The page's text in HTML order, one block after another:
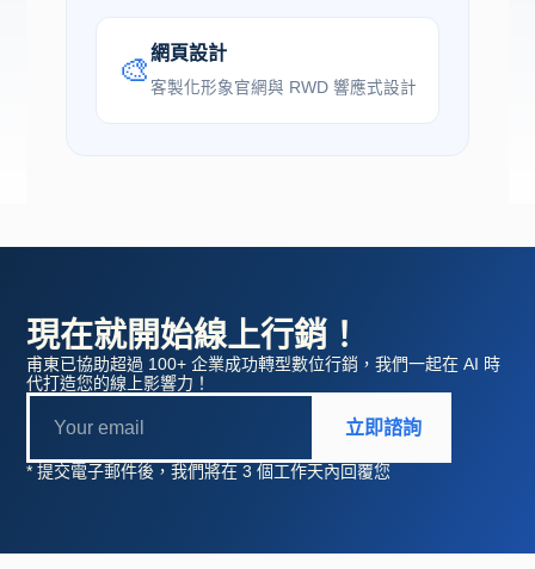
🎨網頁設計
客製化形象官網與 RWD 響應式設計
現在就開始線上行銷！
甫東已協助超過 100+ 企業成功轉型數位行銷，我們一起在 AI 時
代打造您的線上影響力！
立即諮詢
* 提交電子郵件後，我們將在 3 個工作天內回覆您